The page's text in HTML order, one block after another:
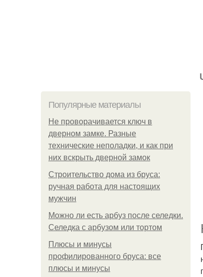
Популярные материалы
Не проворачивается ключ в
дверном замке. Разные
технические неполадки, и как при
них вскрыть дверной замок
Строительство дома из бруса:
ручная работа для настоящих
мужчин
Можно ли есть арбуз после селедки.
Селедка с арбузом или тортом
Плюсы и минусы
профилированного бруса: все
плюсы и минусы